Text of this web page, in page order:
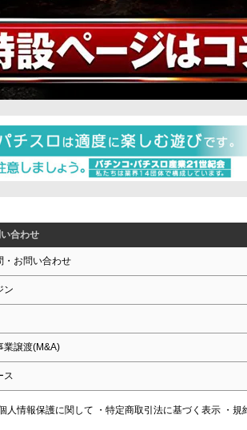
合わせ
・お問い合わせ
ン
業譲渡(M&A)
ス
人情報保護に関して ・特定商取引法に基づく表示 ・規